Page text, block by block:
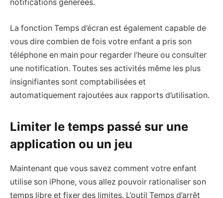
notifications générées.
La fonction Temps d’écran est également capable de
vous dire combien de fois votre enfant a pris son
téléphone en main pour regarder l’heure ou consulter
une notification. Toutes ses activités même les plus
insignifiantes sont comptabilisées et
automatiquement rajoutées aux rapports d’utilisation.
Limiter le temps passé sur une
application ou un jeu
Maintenant que vous savez comment votre enfant
utilise son iPhone, vous allez pouvoir rationaliser son
temps libre et fixer des limites. L’outil Temps d’arrêt